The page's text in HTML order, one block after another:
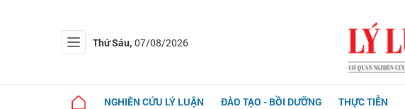
Thứ Sáu, 07/08/2026
NGHIÊN CỨU LÝ LUẬN ĐÀO TẠO - BỒI DƯỠNG THỰC TIỄN